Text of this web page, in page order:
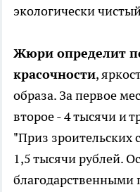
экологически
Жюри определит
красочности,
образа. За первое
второе - 4 тысячи и
"Приз зроительских
1,5 тысячи рублей.
благодарственными